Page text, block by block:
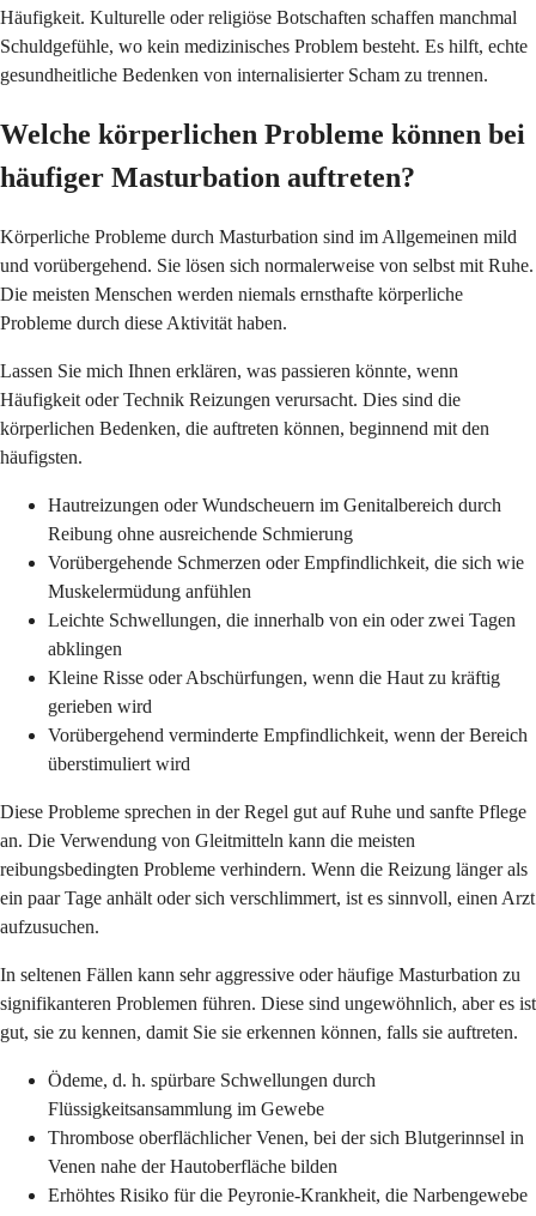
Häufigkeit. Kulturelle oder religiöse Botschaften schaffen manchmal
Schuldgefühle, wo kein medizinisches Problem besteht. Es hilft, echte
gesundheitliche Bedenken von internalisierter Scham zu trennen.
Welche körperlichen Probleme können bei
häufiger Masturbation auftreten?
Körperliche Probleme durch Masturbation sind im Allgemeinen mild
und vorübergehend. Sie lösen sich normalerweise von selbst mit Ruhe.
Die meisten Menschen werden niemals ernsthafte körperliche
Probleme durch diese Aktivität haben.
Lassen Sie mich Ihnen erklären, was passieren könnte, wenn
Häufigkeit oder Technik Reizungen verursacht. Dies sind die
körperlichen Bedenken, die auftreten können, beginnend mit den
häufigsten.
Hautreizungen oder Wundscheuern im Genitalbereich durch
Reibung ohne ausreichende Schmierung
Vorübergehende Schmerzen oder Empfindlichkeit, die sich wie
Muskelermüdung anfühlen
Leichte Schwellungen, die innerhalb von ein oder zwei Tagen
abklingen
Kleine Risse oder Abschürfungen, wenn die Haut zu kräftig
gerieben wird
Vorübergehend verminderte Empfindlichkeit, wenn der Bereich
überstimuliert wird
Diese Probleme sprechen in der Regel gut auf Ruhe und sanfte Pflege
an. Die Verwendung von Gleitmitteln kann die meisten
reibungsbedingten Probleme verhindern. Wenn die Reizung länger als
ein paar Tage anhält oder sich verschlimmert, ist es sinnvoll, einen Arzt
aufzusuchen.
In seltenen Fällen kann sehr aggressive oder häufige Masturbation zu
signifikanteren Problemen führen. Diese sind ungewöhnlich, aber es ist
gut, sie zu kennen, damit Sie sie erkennen können, falls sie auftreten.
Ödeme, d. h. spürbare Schwellungen durch
Flüssigkeitsansammlung im Gewebe
Thrombose oberflächlicher Venen, bei der sich Blutgerinnsel in
Venen nahe der Hautoberfläche bilden
Erhöhtes Risiko für die Peyronie-Krankheit, die Narbengewebe